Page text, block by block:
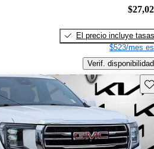
El precio incluye tasas
$523/mes
Verif. disponibilidad